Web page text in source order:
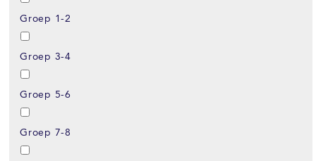
Groep 1-2
Groep 3-4
Groep 5-6
Groep 7-8